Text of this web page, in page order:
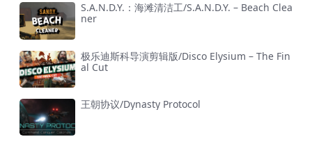
S.A.N.D.Y.：海滩清洁工/S.A.N.D.Y. – Beach Clea
ner
极乐迪斯科导演剪辑版/Disco Elysium – The Fin
al Cut
王朝协议/Dynasty Protocol